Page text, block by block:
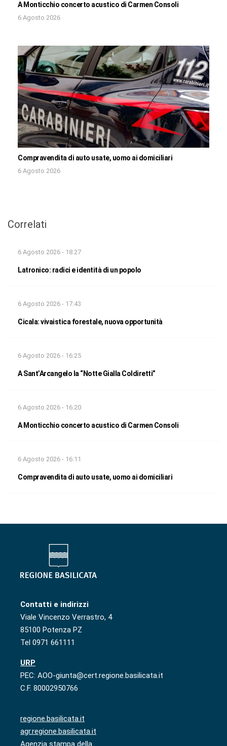
A Monticchio concerto acustico di Carmen Consoli
6 Agosto 2026
Compravendita di auto usate, uomo ai domiciliari
6 Agosto 2026
Correlati
6 Agosto 2026 - 18:27
Latronico: radici e identità di un popolo
6 Agosto 2026 - 17:43
Cicala: vivaistica forestale, nuova opportunità
6 Agosto 2026 - 16:25
A Sant’Arcangelo la “Notte Gialla Coldiretti”
6 Agosto 2026 - 16:20
A Monticchio concerto acustico di Carmen Consoli
6 Agosto 2026 - 16:11
Compravendita di auto usate, uomo ai domiciliari
Contatti e indirizzi
Viale Vincenzo Verrastro, 4
85100 Potenza PZ
Tel 0971 661111
URP
PEC: AOO-giunta@cert.regione.basilicata.it
C.F. 80002950766
regione.basilicata.it
agr.regione.basilicata.it